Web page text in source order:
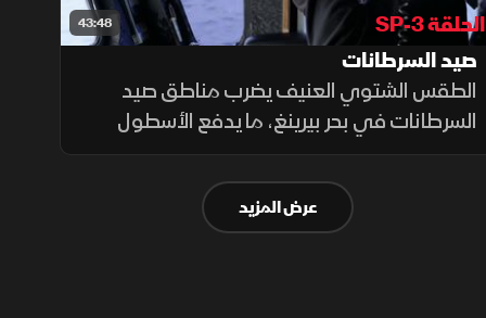
43:48
الحلقة SP-3
صيد السرطانات
الطقس الشتوي العنيف يضرب مناطق صيد
السرطانات في بحر بيرينغ، ما يدفع الأسطول
البحري إلى الاعتماد على أخطر المرافئ البحرية
المفتوحة وسط ظروف قاسية وعمليات دخول
محفوفة بالمخاطر
عرض المزيد